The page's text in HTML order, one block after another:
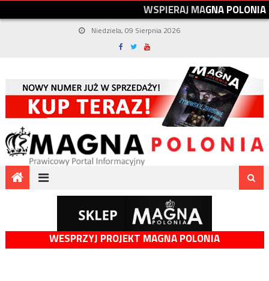
WSPIERAJMAGNAPOLONIA
Niedziela, 09 Sierpnia 2026
WESPRZYJ PROJEKT MAGNA POLONIA